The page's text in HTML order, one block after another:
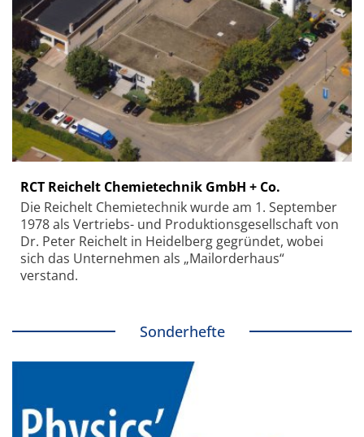
RCT Reichelt Chemietechnik GmbH + Co.
Die Reichelt Chemietechnik wurde am 1. September
1978 als Vertriebs- und Produktionsgesellschaft von
Dr. Peter Reichelt in Heidelberg gegründet, wobei
sich das Unternehmen als „Mailorderhaus“
verstand.
Sonderhefte